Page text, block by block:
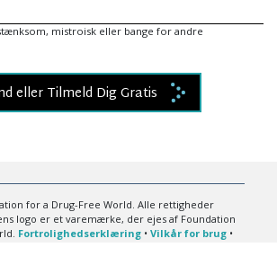
mistroisk eller bange for andre
eller Tilmeld Dig Gratis
for a Drug-Free World. Alle rettigheder
logo er et varemærke, der ejes af Foundation
Fortrolighedserklæring• Vilkår for brug•